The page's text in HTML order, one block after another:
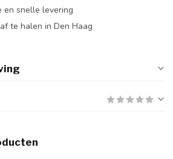
en snelle levering
te halen in Den Haag